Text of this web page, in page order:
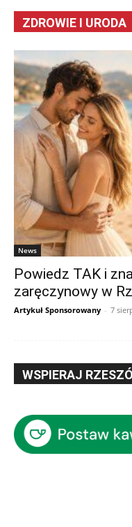
ZDROWIE I URODA
News
Powiedz TAK i
zaręczynowy w
Artykuł Sponsorowany - 7
WSPIERAJ